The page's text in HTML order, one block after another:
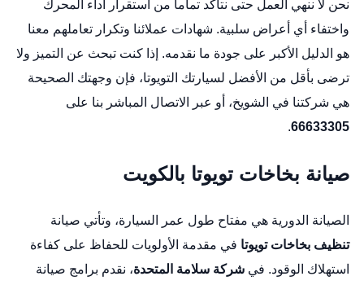
نحن لا ننهي العمل حتى نتأكد تماماً من استقرار أداء المحرك
واختفاء أي أعراض سلبية. شهادات عملائنا وتكرار تعاملهم معنا
هو الدليل الأكبر على جودة ما نقدمه. إذا كنت تبحث عن التميز ولا
ترضى بأقل من الأفضل لسيارتك التويوتا، فإن وجهتك الصحيحة
هي شركتنا في الشويخ، أو عبر الاتصال المباشر بنا على
66633305
.
صيانة بخاخات تويوتا بالكويت
الصيانة الدورية هي مفتاح طول عمر السيارة، وتأتي صيانة
تنظيف بخاخات تويوتا في مقدمة الأولويات للحفاظ على كفاءة
استهلاك الوقود. في شركة سلامة المتحدة، نقدم برامج صيانة